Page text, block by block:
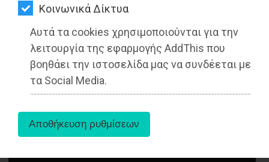
Kοινωνικά Δίκτυα
Αυτά τα cookies χρησιμοποιούνται για την
λειτουργία της εφαρμογής AddThis που
βοηθάει την ιστοσελίδα μας να συνδέεται με
τα Social Media.
ΨΙΘΥΡΟΙ
ΑΠΟΣΤΟΛΗ
ΑΡΘΡΩΝ
Διαβάστηκε 5082 φορές
21-09-2022
Από τoν Λάζαρος
Αργυρόπουλος
Αρθρογράφος - Ρεπόρτερ